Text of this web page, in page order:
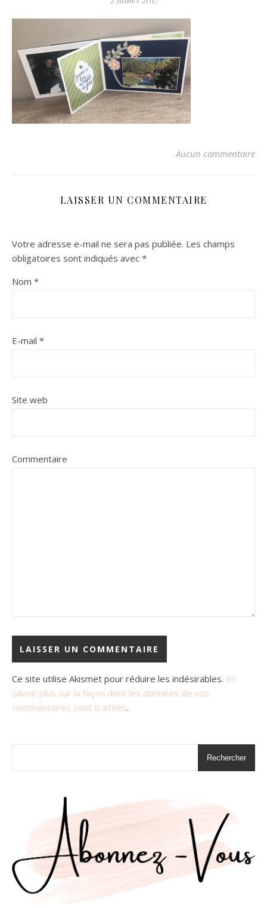
Aucun commentaire
LAISSER UN COMMENTAIRE
Votre adresse e-mail ne sera pas publiée. Les champs
obligatoires sont indiqués avec *
Nom *
E-mail *
Site web
Commentaire
Ce site utilise Akismet pour réduire les indésirables. En
savoir plus sur la façon dont les données de vos
commentaires sont traitées.
Rechercher